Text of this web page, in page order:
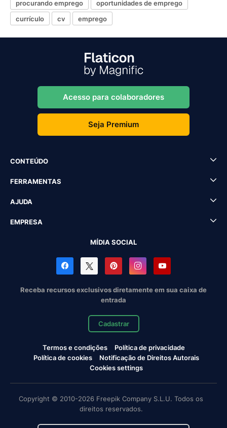
procurando emprego
oportunidades de emprego
currículo
cv emprego
Acesso para colaboradores
Seja Premium
CONTEÚDO
FERRAMENTAS
AJUDA
EMPRESA
MÍDIA SOCIAL
Receba recursos exclusivos diretamente em sua caixa de
entrada
Cadastrar
Termos e condições
Política de privacidade
Política de cookies
Notificação de Direitos Autorais
Cookies settings
Copyright © 2010-2026 Freepik Company S.L.U. Todos os
direitos reservados.